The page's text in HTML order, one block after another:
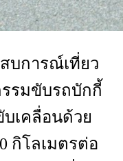
บการณ์เที่ยว
รมขับรถบักกี้
เคลื่อนด้วย
กิโลเมตรต่อ